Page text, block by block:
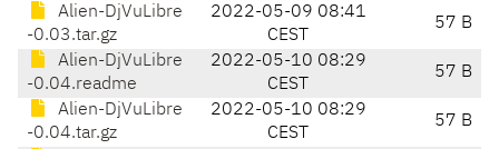
Alien-DjVuLibre
-0.03.tar.gz
2022-05-09 08:41
CEST
57 B
Alien-DjVuLibre
-0.04.readme
2022-05-10 08:29
CEST
57 B
Alien-DjVuLibre
-0.04.tar.gz
2022-05-10 08:29
CEST
57 B